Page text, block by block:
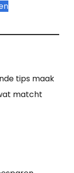
tips maak
matcht